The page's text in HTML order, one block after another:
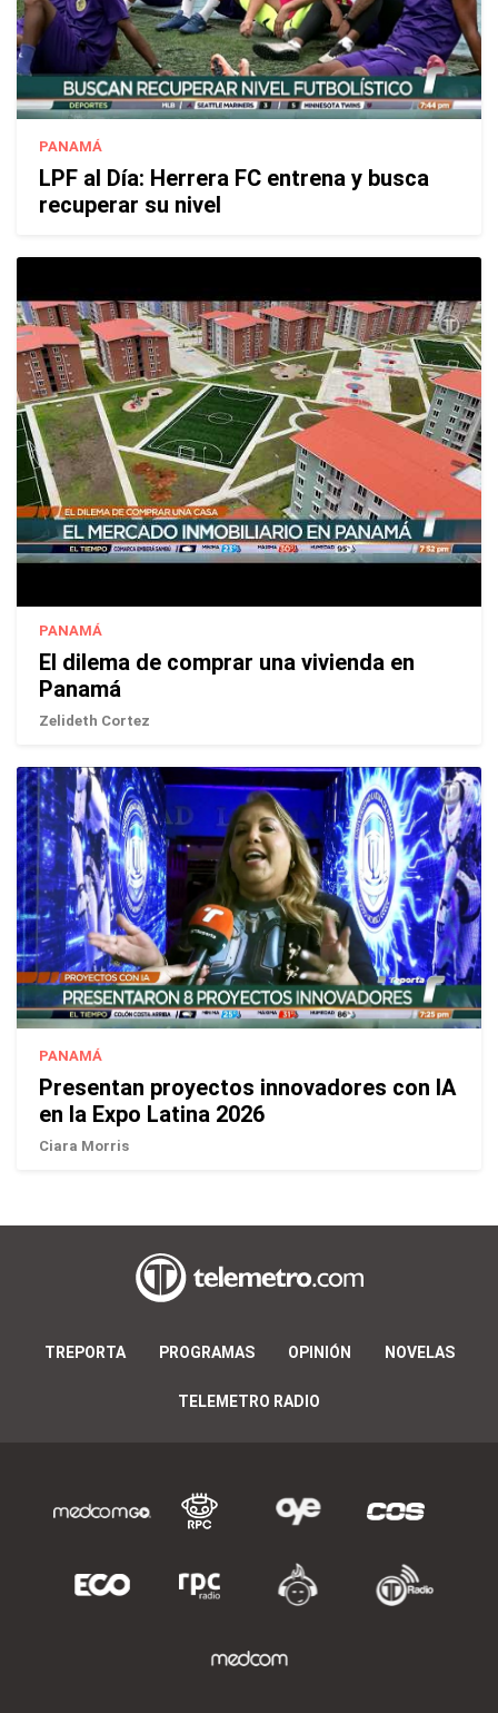
PANAMÁ
LPF al Día: Herrera FC entrena y busca
recuperar su nivel
PANAMÁ
El dilema de comprar una vivienda en
Panamá
Zelideth Cortez
PANAMÁ
Presentan proyectos innovadores con IA
en la Expo Latina 2026
Ciara Morris
TREPORTA PROGRAMAS OPINIÓN NOVELAS
TELEMETRO RADIO